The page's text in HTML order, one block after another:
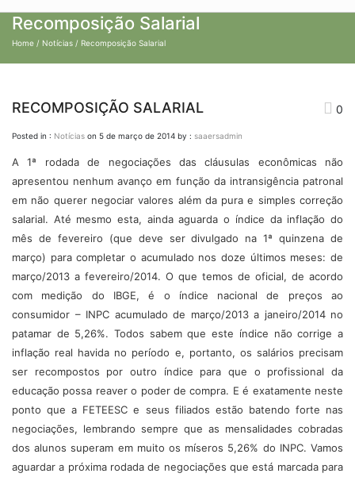
Recomposição Salarial
Home / Notícias / Recomposição Salarial
RECOMPOSIÇÃO SALARIAL 0
Posted in : Notícias on 5 de março de 2014 by : saaersadmin
A 1ª rodada de negociações das cláusulas econômicas não
apresentou nenhum avanço em função da intransigência patronal
em não querer negociar valores além da pura e simples correção
salarial. Até mesmo esta, ainda aguarda o índice da inflação do
mês de fevereiro (que deve ser divulgado na 1ª quinzena de
março) para completar o acumulado nos doze últimos meses: de
março/2013 a fevereiro/2014. O que temos de oficial, de acordo
com medição do IBGE, é o índice nacional de preços ao
consumidor – INPC acumulado de março/2013 a janeiro/2014 no
patamar de 5,26%. Todos sabem que este índice não corrige a
inflação real havida no período e, portanto, os salários precisam
ser recompostos por outro índice para que o profissional da
educação possa reaver o poder de compra. E é exatamente neste
ponto que a FETEESC e seus filiados estão batendo forte nas
negociações, lembrando sempre que as mensalidades cobradas
dos alunos superam em muito os míseros 5,26% do INPC. Vamos
aguardar a próxima rodada de negociações que está marcada para